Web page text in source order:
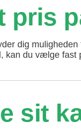
pris
dig
kan du vælge
sit